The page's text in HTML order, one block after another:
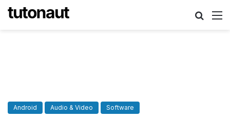
Android Audio & Video Software